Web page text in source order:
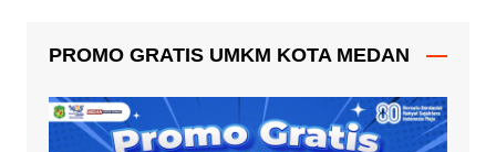
PROMO GRATIS UMKM KOTA MEDAN